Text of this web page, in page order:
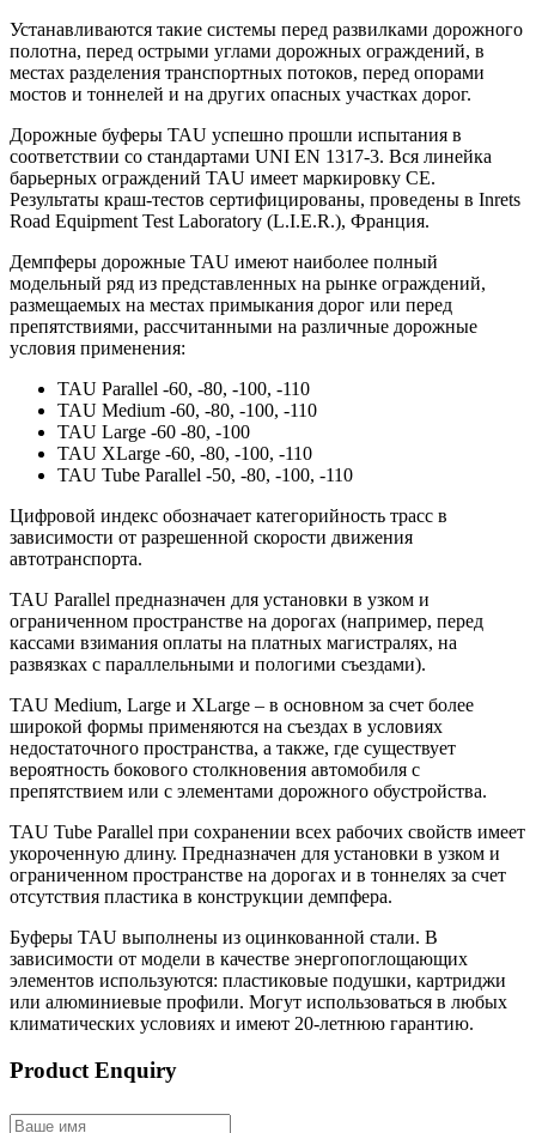
Устанавливаются такие системы перед развилками дорожного
полотна, перед острыми углами дорожных ограждений, в
местах разделения транспортных потоков, перед опорами
мостов и тоннелей и на других опасных участках дорог.
Дорожные буферы TAU успешно прошли испытания в
соответствии со стандартами UNI EN 1317-3. Вся линейка
барьерных ограждений TAU имеет маркировку СЕ.
Результаты краш-тестов сертифицированы, проведены в Inrets
Road Equipment Test Laboratory (L.I.E.R.), Франция.
Демпферы дорожные TAU имеют наиболее полный
модельный ряд из представленных на рынке ограждений,
размещаемых на местах примыкания дорог или перед
препятствиями, рассчитанными на различные дорожные
условия применения:
TAU Parallel -60, -80, -100, -110
TAU Medium -60, -80, -100, -110
TAU Large -60 -80, -100
TAU XLarge -60, -80, -100, -110
TAU Tube Parallel -50, -80, -100, -110
Цифровой индекс обозначает категорийность трасс в
зависимости от разрешенной скорости движения
автотранспорта.
TAU Parallel предназначен для установки в узком и
ограниченном пространстве на дорогах (например, перед
кассами взимания оплаты на платных магистралях, на
развязках с параллельными и пологими съездами).
TAU Medium, Large и XLarge – в основном за счет более
широкой формы применяются на съездах в условиях
недостаточного пространства, а также, где существует
вероятность бокового столкновения автомобиля с
препятствием или с элементами дорожного обустройства.
TAU Tube Parallel при сохранении всех рабочих свойств имеет
укороченную длину. Предназначен для установки в узком и
ограниченном пространстве на дорогах и в тоннелях за счет
отсутствия пластика в конструкции демпфера.
Буферы TAU выполнены из оцинкованной стали. В
зависимости от модели в качестве энергопоглощающих
элементов используются: пластиковые подушки, картриджи
или алюминиевые профили. Могут использоваться в любых
климатических условиях и имеют 20-летнюю гарантию.
Product Enquiry